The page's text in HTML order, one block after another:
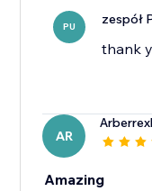
PU zespół
thank
AR
Amazing